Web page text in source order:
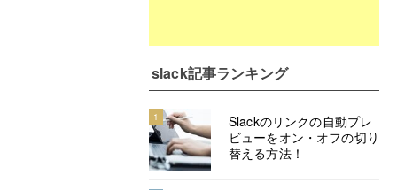
slack記事ランキング
1
Slackのリンクの自動プレ
ビューをオン・オフの切り
替える方法！